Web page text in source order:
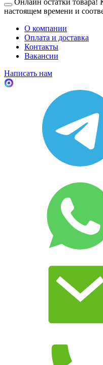
Онлайн остатки товара!
настоящем времени и
О компании
Оплата и доставка
Контакты
Вакансии
Написать нам